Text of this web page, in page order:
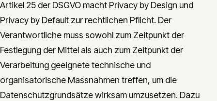
Artikel 25 der DSGVO macht Privacy by Design und
Privacy by Default zur rechtlichen Pflicht. Der
Verantwortliche muss sowohl zum Zeitpunkt der
Festlegung der Mittel als auch zum Zeitpunkt der
Verarbeitung geeignete technische und
organisatorische Massnahmen treffen, um die
Datenschutzgrundsätze wirksam umzusetzen. Dazu